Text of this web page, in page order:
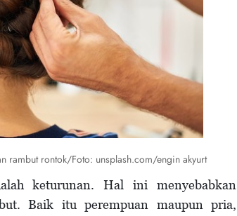
rambut rontok/Foto: unsplash.com/engin akyurt
keturunan. Hal ini menyebabkan
Baik itu perempuan maupun pria,